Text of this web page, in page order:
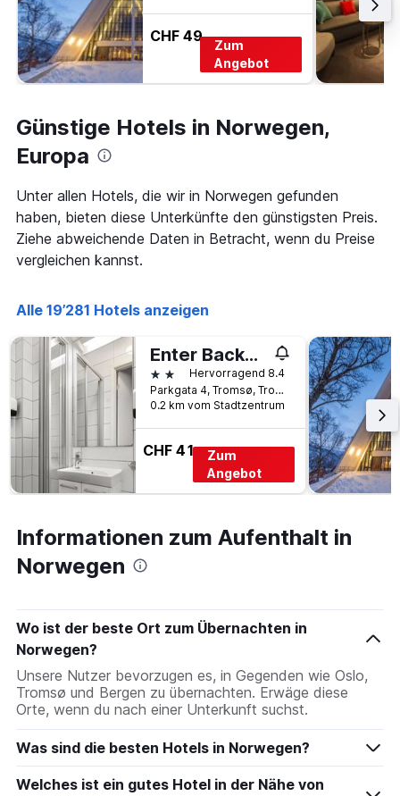
CHF 49
Zum
Angebot
Günstige Hotels in Norwegen,
Europa
Unter allen Hotels, die wir in Norwegen gefunden
haben, bieten diese Unterkünfte den günstigsten Preis.
Ziehe abweichende Daten in Betracht, wenn du Preise
vergleichen kannst.
Alle 19’281 Hotels anzeigen
Enter Backpack Hotel
2 SterneHervorragend 8.4
Parkgata 4, Tromsø, Troms, Norwegen
0.2 km vom Stadtzentrum
CHF 41
Zum
Angebot
Informationen zum Aufenthalt in
Norwegen
Wo ist der beste Ort zum Übernachten in
Norwegen?
Unsere Nutzer bevorzugen es, in Gegenden wie Oslo,
Tromsø und Bergen zu übernachten. Erwäge diese
Orte, wenn du nach einer Unterkunft suchst.
Was sind die besten Hotels in Norwegen?
Welches ist ein gutes Hotel in der Nähe von